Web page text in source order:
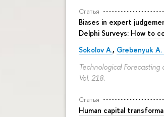
Статья
Biases in expert
Delphi Surveys: How to
Sokolov A., Grebenyuk A.
Technological
Vol. 218.
Статья
Human capital